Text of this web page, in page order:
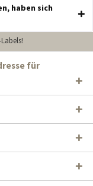
haben sich
für